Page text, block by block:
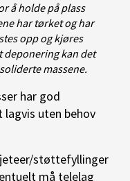
å holde på plass
har tørket og har
opp og kjøres
deponering kan det
massene.
har god
uten behov
støttefyllinger
må telelag